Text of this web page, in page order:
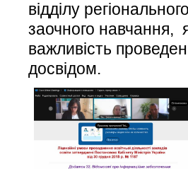
відділу
заочного навчання,
важливість
досвідом.